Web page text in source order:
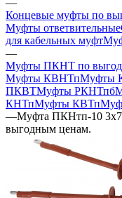
Концевые муфты по
Муфты ответвительные
для кабельных муфт
—
Муфты ПКНТ по
Муфты КВНТпМуфты
ПКВТМуфты РКНТпб
КНТпМуфты КВТп
—Муфта ПКНтп-10
выгодным ценам.